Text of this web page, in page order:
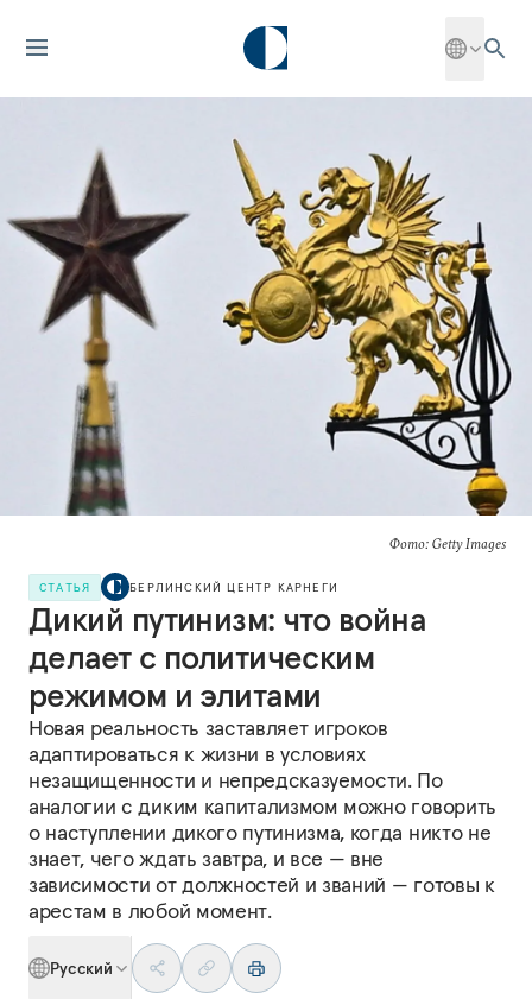
Фото: Getty Images
СТАТЬЯ БЕРЛИНСКИЙ ЦЕНТР КАРНЕГИ
Дикий путинизм: что война
делает с политическим
режимом и элитами
Новая реальность заставляет игроков
адаптироваться к жизни в условиях
незащищенности и непредсказуемости. По
аналогии с диким капитализмом можно говорить
о наступлении дикого путинизма, когда никто не
знает, чего ждать завтра, и все — вне
зависимости от должностей и званий — готовы к
арестам в любой момент.
Русский